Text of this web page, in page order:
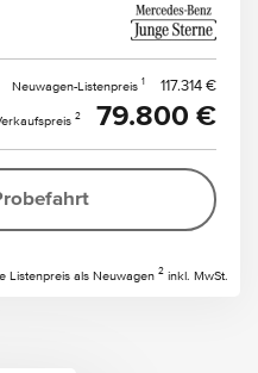
Neuwagen-Listenpreis 1 117.314 €
2 79.800 €
Listenpreis als Neuwagen 2 inkl. MwSt.